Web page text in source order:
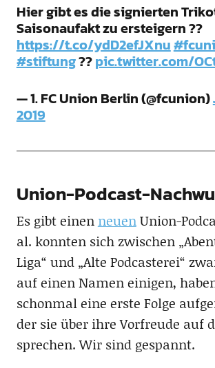
Hier gibt es die signierten
Saisonaufakt zu ersteigern ??
https://t.co/ydD2efJXnu
#stiftung??pic.twitter.com/
— 1. FC Union Berlin (@fcunion)
2019
Union-Podcast-
Es gibt einen neuenUnion-
al. konnten sich zwischen
Liga“ und „Alte Podcasterei“
auf einen Namen einigen,
schonmal eine erste Folge
der sie über ihre Vorfreude auf
sprechen. Wir sind gespannt.